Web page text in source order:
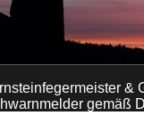
&
gemäß